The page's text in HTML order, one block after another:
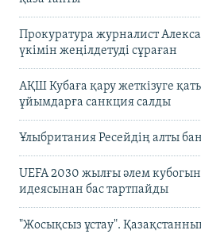
Прокуратура журналист
үкімін жеңілдетуді сұраған
АҚШ Кубаға қару жеткізуге
ұйымдарға санкция салды
Ұлыбритания Ресейдің алты
UEFA 2030 жылғы әлем
идеясынан бас тартпайды
"Жосықсыз ұстау".